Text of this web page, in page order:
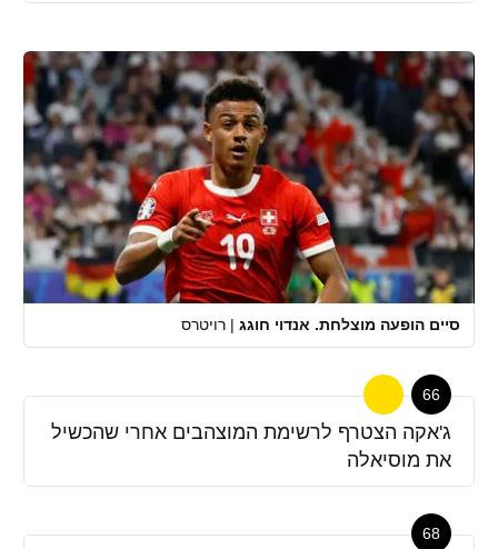
סיים הופעה מוצלחת. אנדוי חוגג | רויטרס
66
ג'אקה הצטרף לרשימת המוצהבים אחרי שהכשיל
את מוסיאלה
68